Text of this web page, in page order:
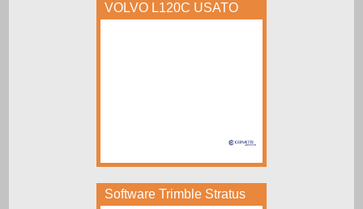
VOLVO L120C USATO
Software Trimble Stratus